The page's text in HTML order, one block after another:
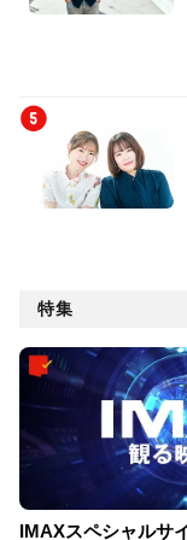
映画「今は
栄養映画
旅」
特集
IMAXスペシャルサ